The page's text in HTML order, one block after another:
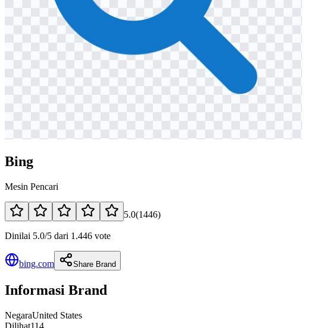
Bing
Mesin Pencari
5.0(1446)
Dinilai 5.0/5 dari 1.446 vote
bing.com Share Brand
Informasi Brand
NegaraUnited States
Dilihat114